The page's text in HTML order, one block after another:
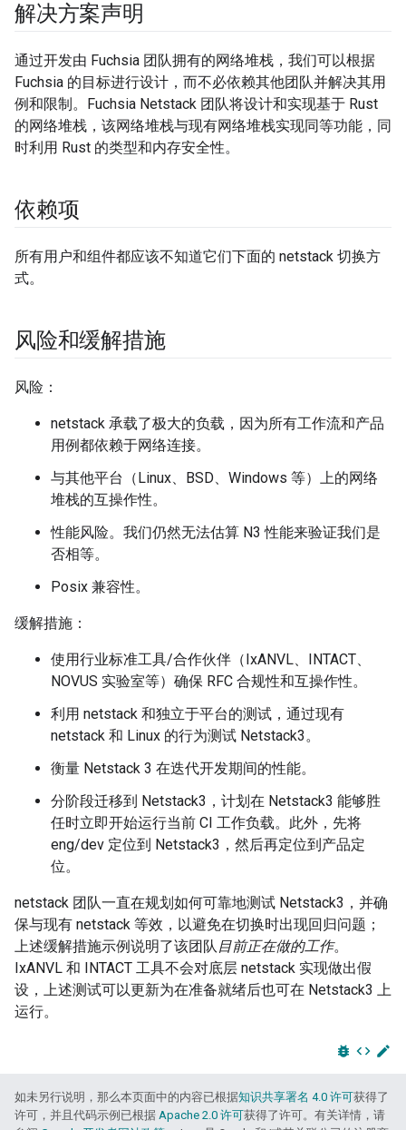
解决方案声明
通过开发由 Fuchsia 团队拥有的网络堆栈，我们可以根据
Fuchsia 的目标进行设计，而不必依赖其他团队并解决其用
例和限制。Fuchsia Netstack 团队将设计和实现基于 Rust
的网络堆栈，该网络堆栈与现有网络堆栈实现同等功能，同
时利用 Rust 的类型和内存安全性。
依赖项
所有用户和组件都应该不知道它们下面的 netstack 切换方
式。
风险和缓解措施
风险：
netstack 承载了极大的负载，因为所有工作流和产品
用例都依赖于网络连接。
与其他平台（Linux、BSD、Windows 等）上的网络
堆栈的互操作性。
性能风险。我们仍然无法估算 N3 性能来验证我们是
否相等。
Posix 兼容性。
缓解措施：
使用行业标准工具/合作伙伴（IxANVL、INTACT、
NOVUS 实验室等）确保 RFC 合规性和互操作性。
利用 netstack 和独立于平台的测试，通过现有
netstack 和 Linux 的行为测试 Netstack3。
衡量 Netstack 3 在迭代开发期间的性能。
分阶段迁移到 Netstack3，计划在 Netstack3 能够胜
任时立即开始运行当前 CI 工作负载。此外，先将
eng/dev 定位到 Netstack3，然后再定位到产品定
位。
netstack 团队一直在规划如何可靠地测试 Netstack3，并确
保与现有 netstack 等效，以避免在切换时出现回归问题；
上述缓解措施示例说明了该团队目前正在做的工作。
IxANVL 和 INTACT 工具不会对底层 netstack 实现做出假
设，上述测试可以更新为在准备就绪后也可在 Netstack3 上
运行。
bug_report code edit
如未另行说明，那么本页面中的内容已根据知识共享署名 4.0 许可获得了
许可，并且代码示例已根据 Apache 2.0 许可获得了许可。有关详情，请